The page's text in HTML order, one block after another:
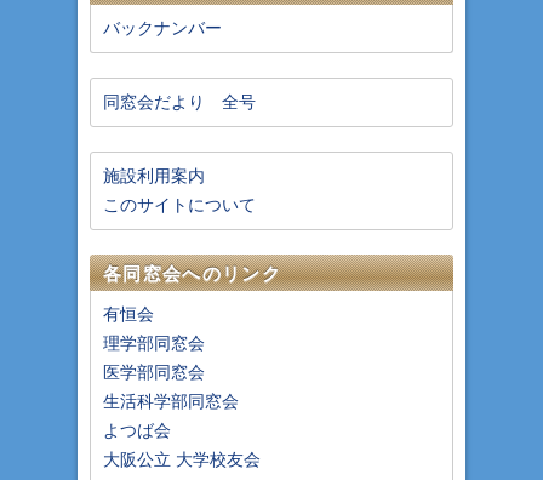
バックナンバー
同窓会だより 全号
施設利用案内
このサイトについて
各同窓会へのリンク
有恒会
理学部同窓会
医学部同窓会
生活科学部同窓会
よつば会
大阪公立 大学校友会